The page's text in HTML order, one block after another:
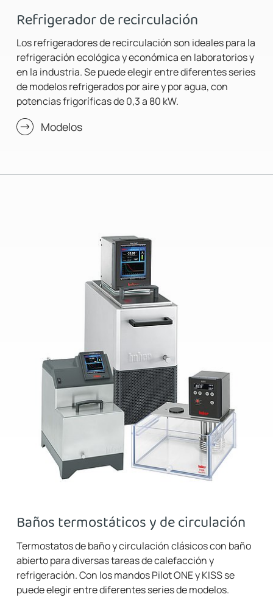
Refrigerador de recirculación
Los refrigeradores de recirculación son ideales para la
refrigeración ecológica y económica en laboratorios y
en la industria. Se puede elegir entre diferentes series
de modelos refrigerados por aire y por agua, con
potencias frigoríficas de 0,3 a 80 kW.
Modelos
Baños termostáticos y de circulación
Termostatos de baño y circulación clásicos con baño
abierto para diversas tareas de calefacción y
refrigeración. Con los mandos Pilot ONE y KISS se
puede elegir entre diferentes series de modelos.